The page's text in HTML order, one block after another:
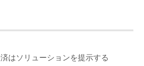
はソリューションを提示する